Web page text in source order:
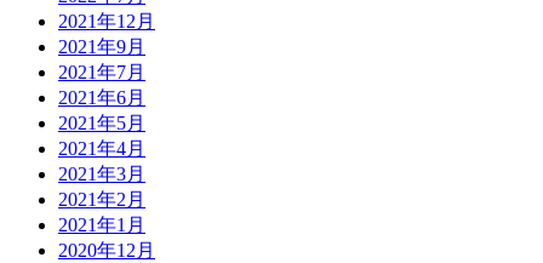
2021年12月
2021年9月
2021年7月
2021年6月
2021年5月
2021年4月
2021年3月
2021年2月
2021年1月
2020年12月